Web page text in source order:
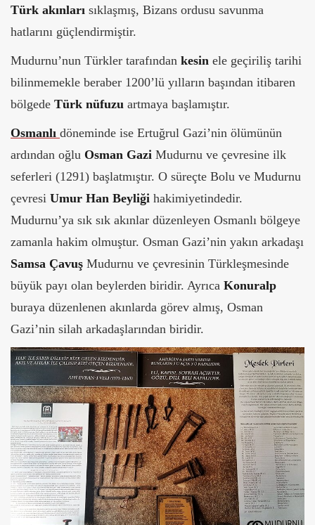
Türk akınları sıklaşmış, Bizans ordusu savunma
hatlarını güçlendirmiştir.
Mudurnu’nun Türkler tarafından kesin ele geçiriliş tarihi
bilinmemekle beraber 1200’lü yılların başından itibaren
bölgede Türk nüfuzu artmaya başlamıştır.
Osmanlı döneminde ise Ertuğrul Gazi’nin ölümünün
ardından oğlu Osman Gazi Mudurnu ve çevresine ilk
seferleri (1291) başlatmıştır. O süreçte Bolu ve Mudurnu
çevresi Umur Han Beyliği hakimiyetindedir.
Mudurnu’ya sık sık akınlar düzenleyen Osmanlı bölgeye
zamanla hakim olmuştur. Osman Gazi’nin yakın arkadaşı
Samsa Çavuş Mudurnu ve çevresinin Türkleşmesinde
büyük payı olan beylerden biridir. Ayrıca Konuralp
buraya düzenlenen akınlarda görev almış, Osman
Gazi’nin silah arkadaşlarından biridir.